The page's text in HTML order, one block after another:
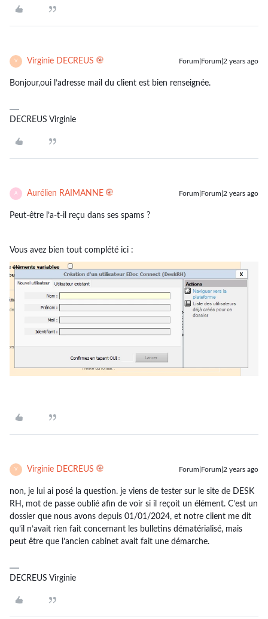
V Virginie DECREUS Forum|Forum|2 years ago
Bonjour,oui l’adresse mail du client est bien renseignée.
DECREUS Virginie
A Aurélien RAIMANNE Forum|Forum|2 years ago
Peut-être l’a-t-il reçu dans ses spams ?
Vous avez bien tout complété ici :
V Virginie DECREUS Forum|Forum|2 years ago
non, je lui ai posé la question. je viens de tester sur le site de DESK
RH, mot de passe oublié afin de voir si il reçoit un élément. C’est un
dossier que nous avons depuis 01/01/2024, et notre client me dit
qu’il n’avait rien fait concernant les bulletins dématérialisé, mais
peut être que l’ancien cabinet avait fait une démarche.
DECREUS Virginie